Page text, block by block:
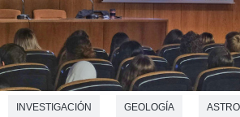
INVESTIGACIÓN GEOLOGÍA